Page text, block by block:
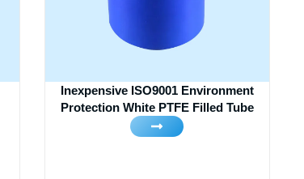
Inexpensive ISO9001 Environment
Protection White PTFE Filled Tube